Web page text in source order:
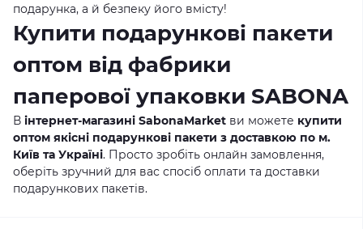
подарунка, а й безпеку його вмісту!
Купити подарункові пакети
оптом від фабрики
паперової упаковки SABONA
В інтернет-магазині SabonaMarket ви можете купити
оптом якісні подарункові пакети з доставкою по м.
Київ та Україні. Просто зробіть онлайн замовлення,
оберіть зручний для вас спосіб оплати та доставки
подарункових пакетів.